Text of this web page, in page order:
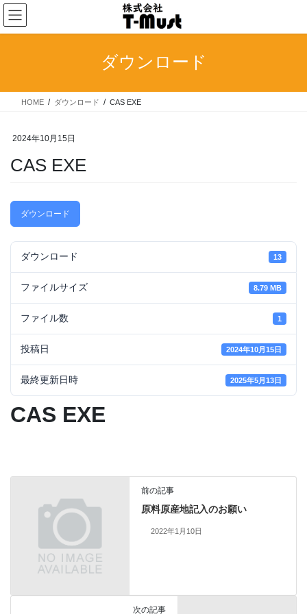
コ
ン
テ
ス
ナ
ビ
ゲ
ン
ダウンロード
HOME ダウンロード CAS EXE
2024年10月15日
CAS EXE
ダウンロード
ダウンロード 13
ファイルサイズ 8.79 MB
ファイル数 1
投稿日 2024年10月15日
最終更新日時 2025年5月13日
CAS EXE
前の記事
原料原産地記入のお願い
2022年1月10日
次の記事